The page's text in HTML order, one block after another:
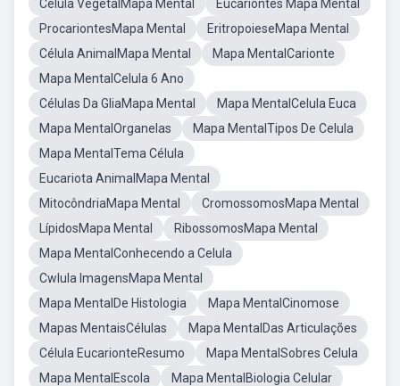
Célula VegetalMapa Mental
Eucariontes Mapa Mental
ProcariontesMapa Mental
EritropoieseMapa Mental
Célula AnimalMapa Mental
Mapa MentalCarionte
Mapa MentalCelula 6 Ano
Células Da GliaMapa Mental
Mapa MentalCelula Euca
Mapa MentalOrganelas
Mapa MentalTipos De Celula
Mapa MentalTema Célula
Eucariota AnimalMapa Mental
MitocôndriaMapa Mental
CromossomosMapa Mental
LípidosMapa Mental
RibossomosMapa Mental
Mapa MentalConhecendo a Celula
Cwlula ImagensMapa Mental
Mapa MentalDe Histologia
Mapa MentalCinomose
Mapas MentaisCélulas
Mapa MentalDas Articulações
Célula EucarionteResumo
Mapa MentalSobres Celula
Mapa MentalEscola
Mapa MentalBiologia Celular